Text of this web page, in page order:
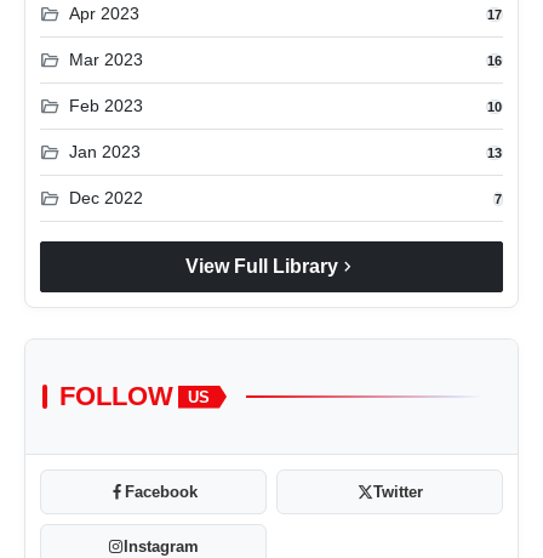
folder_open Apr 2023 17
folder_open Mar 2023 16
folder_open Feb 2023 10
folder_open Jan 2023 13
folder_open Dec 2022 7
View Full Library chevron_right
FOLLOW US
Facebook Twitter
Instagram